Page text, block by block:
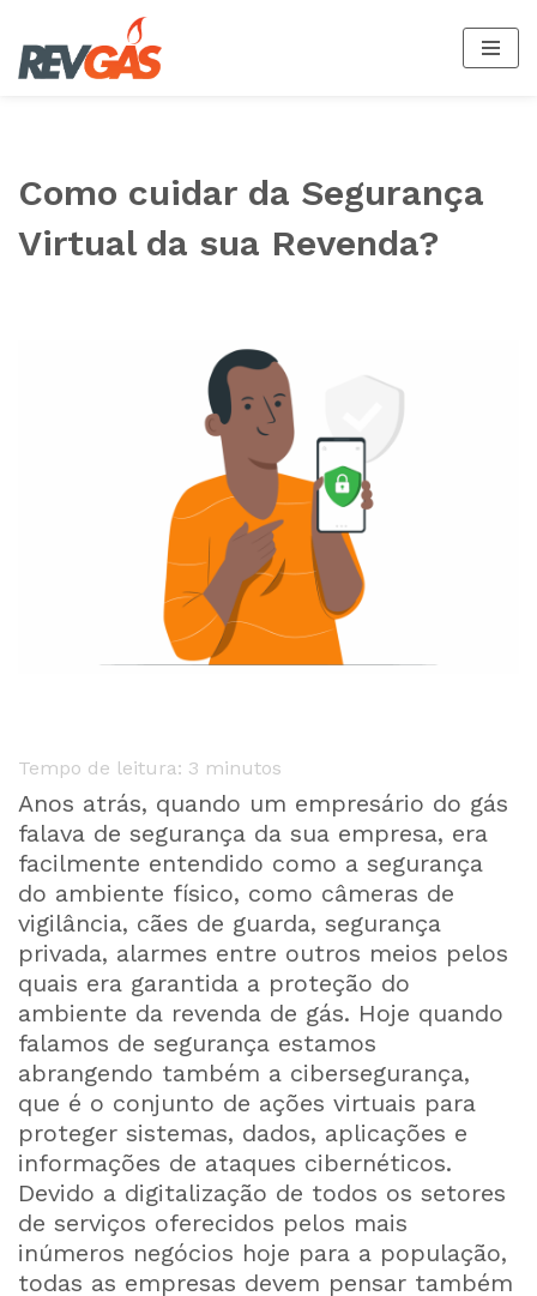
Pular
Como cuidar da Segurança
Virtual da sua Revenda?
Tempo de leitura: 3 minutos
Anos atrás, quando um empresário do gás
falava de segurança da sua empresa, era
facilmente entendido como a segurança
do ambiente físico, como câmeras de
vigilância, cães de guarda, segurança
privada, alarmes entre outros meios pelos
quais era garantida a proteção do
ambiente da revenda de gás. Hoje quando
falamos de segurança estamos
abrangendo também a cibersegurança,
que é o conjunto de ações virtuais para
proteger sistemas, dados, aplicações e
informações de ataques cibernéticos.
Devido a digitalização de todos os setores
de serviços oferecidos pelos mais
inúmeros negócios hoje para a população,
todas as empresas devem pensar também